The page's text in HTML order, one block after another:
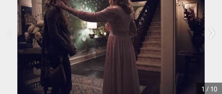
1 / 10